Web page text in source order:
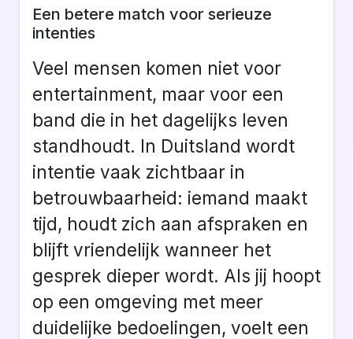
Een betere match voor serieuze
intenties
Veel mensen komen niet voor
entertainment, maar voor een
band die in het dagelijks leven
standhoudt. In Duitsland wordt
intentie vaak zichtbaar in
betrouwbaarheid: iemand maakt
tijd, houdt zich aan afspraken en
blijft vriendelijk wanneer het
gesprek dieper wordt. Als jij hoopt
op een omgeving met meer
duidelijke bedoelingen, voelt een